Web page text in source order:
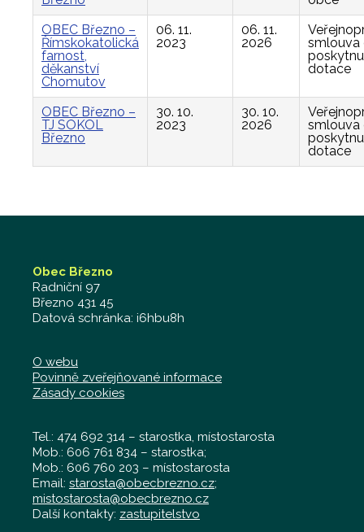
OBEC Březno –
Římskokatolická
farnost,
děkanství
Chomutov
06. 11.
2023
06. 11.
2026
smlouva
dotace
OBEC Březno –
TJ SOKOL
Březno
30. 10.
2023
30. 10.
2026
smlouva
dotace
Obec Březno
Radniční 97
Březno 431 45
Datová schránka: i6hbu8h
O webu
Povinně zveřejňované informace
Zásady cookies
Tel.: 474 692 314 – starostka, místostarosta
Mob.: 606 761 834 – starostka;
Mob.: 606 760 203 – místostarosta
Email: starosta@obecbrezno.cz;
mistostarosta@obecbrezno.cz
Další kontakty: zastupitelstvo